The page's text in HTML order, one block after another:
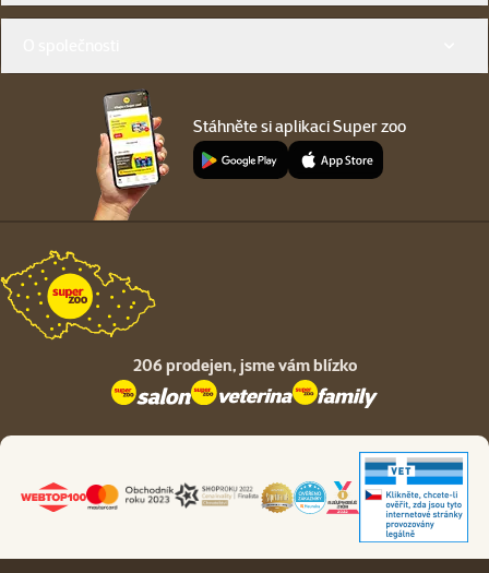
Stáhněte si aplikaci Super zoo
206 prodejen, jsme vám blízko